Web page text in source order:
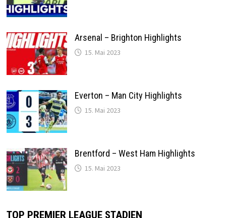
Arsenal – Brighton Highlights
15. Mai 2023
Everton – Man City Highlights
15. Mai 2023
Brentford – West Ham Highlights
15. Mai 2023
TOP PREMIER LEAGUE STADIEN